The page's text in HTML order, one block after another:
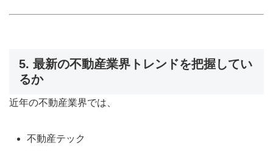
5. 最新の不動産業界トレンドを把握してい
るか
近年の不動産業界では、
不動産テック